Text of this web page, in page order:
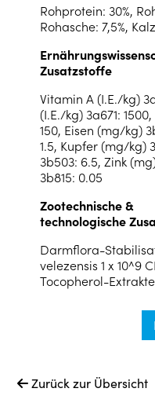
Rohprotein: 30%,
Rohasche: 7,5%,
Zusatzstoffe
Vitamin A (I.E./kg)
(I.E./kg) 3a671:
150, Eisen (mg/kg)
1.5, Kupfer (mg/kg)
3b503: 6.5, Zink
3b815: 0.05
Zootechnische &
technologische
Darmflora-
velezensis 1 x 10^9
Tocopherol-
Zurück zur Übersicht